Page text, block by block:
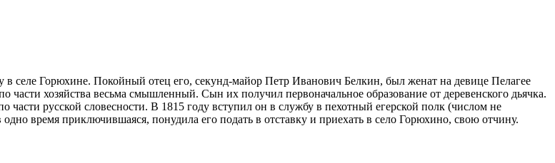
селе Горюхине. Покойный отец его, секунд-майор Петр Иванович Белкин, был женат на девице Пелагее
хозяйства весьма смышленный. Сын их получил первоначальное образование от деревенского дьячка.
русской словесности. В 1815 году вступил он в службу в пехотный егерской полк (числом не
время приключившаяся, понудила его подать в отставку и приехать в село Горюхино, свою отчину.